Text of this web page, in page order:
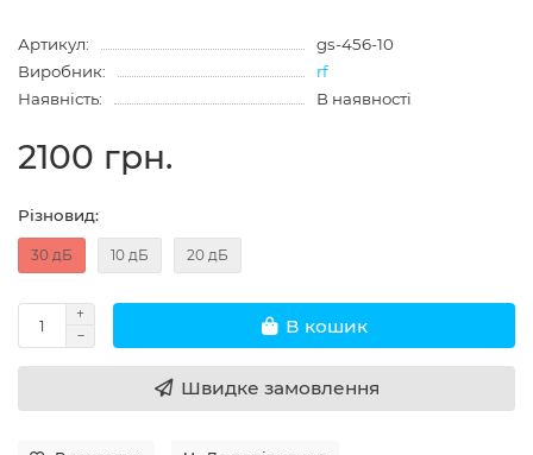
Артикул:
gs-456-10
Виробник:
rf
Наявність:
В наявності
2100 грн.
Різновид:
30 дБ 10 дБ 20 дБ
В кошик
Швидке замовлення